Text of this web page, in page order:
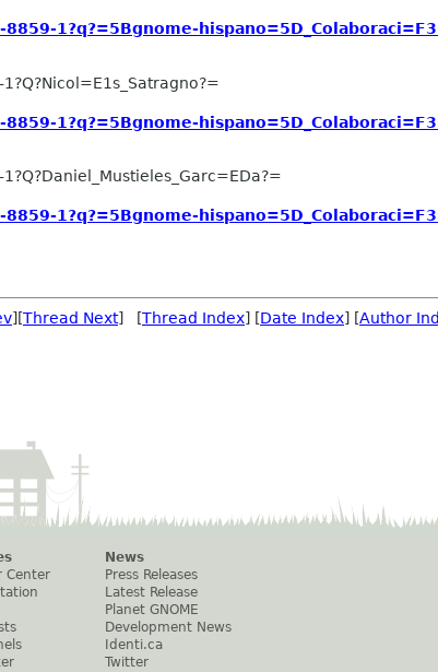
1?q?=5Bgnome-
1?q?=5Bgnome-
1?q?=5Bgnome-
][Thread Next] [Thread Index] [Date Index] [Author
Center
News
Press Releases
Latest Release
Planet GNOME
Development News
Identi.ca
Twitter